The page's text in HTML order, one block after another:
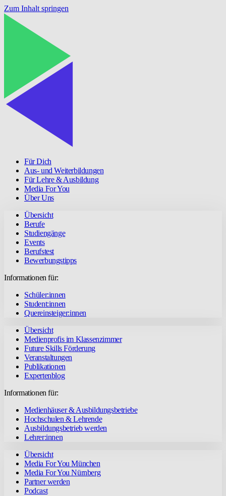
Zum Inhalt springen
Für Dich
Aus- und Weiterbildungen
Für Lehre & Ausbildung
Media For You
Über Uns
Übersicht
Berufe
Studiengänge
Events
Berufstest
Bewerbungstipps
Informationen für:
Schüler:innen
Student:innen
Quereinsteiger:innen
Übersicht
Medienprofis im Klassenzimmer
Future Skills Förderung
Veranstaltungen
Publikationen
Expertenblog
Informationen für:
Medienhäuser & Ausbildungsbetriebe
Hochschulen & Lehrende
Ausbildungsbetrieb werden
Lehrer:innen
Übersicht
Media For You München
Media For You Nürnberg
Partner werden
Podcast